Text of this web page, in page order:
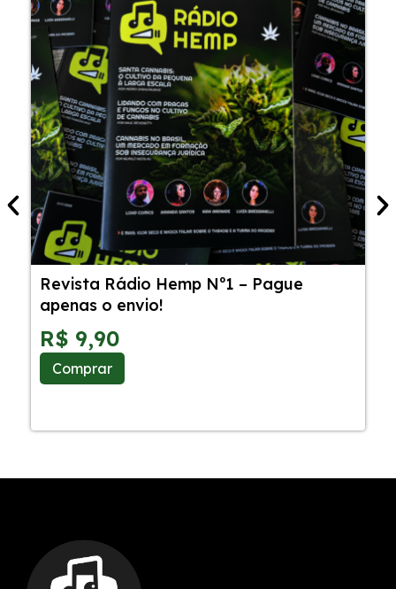
Revista Rádio Hemp Nº1 – Pague
apenas o envio!
R$ 9,90
Comprar